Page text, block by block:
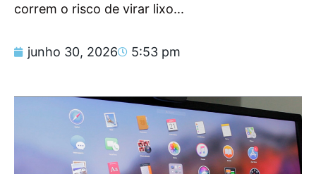
correm o risco de virar lixo...
junho 30, 2026 5:53 pm